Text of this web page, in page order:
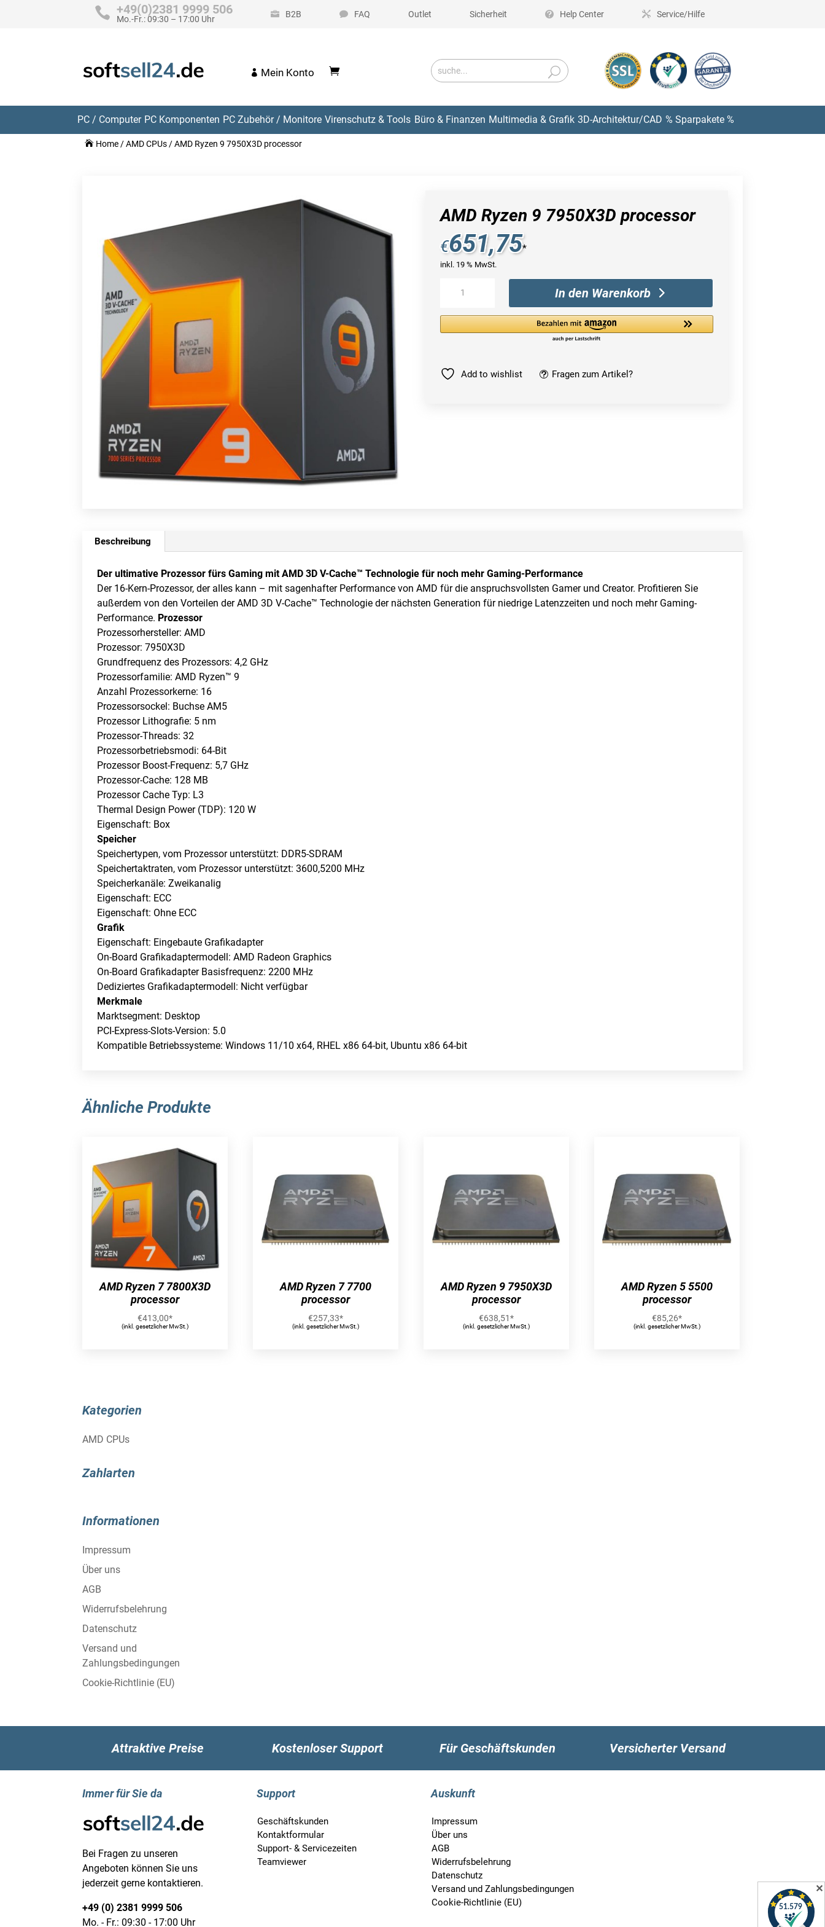
+49(0)2381 9999 506
Mo.-Fr.: 09:30 – 17:00 Uhr B2B FAQ Outlet Sicherheit Help Center Service/Hilfe
Mein Konto
PC / Computer PC Komponenten PC Zubehör / Monitore Virenschutz & Tools Büro & Finanzen Multimedia & Grafik 3D-Architektur/CAD % Sparpakete %
Home /AMD CPUs / AMD Ryzen 9 7950X3D processor
AMD Ryzen 9 7950X3D processor
€651,75*
inkl. 19 % MwSt.
Ryzen
9
7950X3D
In den Warenkorb
Add to wishlist Fragen zum Artikel?
Beschreibung
Der ultimative Prozessor fürs Gaming mit AMD 3D V-Cache™ Technologie für noch mehr Gaming-Performance
Der 16-Kern-Prozessor, der alles kann – mit sagenhafter Performance von AMD für die anspruchsvollsten Gamer und Creator. Profitieren Sie
außerdem von den Vorteilen der AMD 3D V-Cache™ Technologie der nächsten Generation für niedrige Latenzzeiten und noch mehr Gaming-
Performance. Prozessor
Prozessorhersteller: AMD
Prozessor: 7950X3D
Grundfrequenz des Prozessors: 4,2 GHz
Prozessorfamilie: AMD Ryzen™ 9
Anzahl Prozessorkerne: 16
Prozessorsockel: Buchse AM5
Prozessor Lithografie: 5 nm
Prozessor-Threads: 32
Prozessorbetriebsmodi: 64-Bit
Prozessor Boost-Frequenz: 5,7 GHz
Prozessor-Cache: 128 MB
Prozessor Cache Typ: L3
Thermal Design Power (TDP): 120 W
Eigenschaft: Box
Speicher
Speichertypen, vom Prozessor unterstützt: DDR5-SDRAM
Speichertaktraten, vom Prozessor unterstützt: 3600,5200 MHz
Speicherkanäle: Zweikanalig
Eigenschaft: ECC
Eigenschaft: Ohne ECC
Grafik
Eigenschaft: Eingebaute Grafikadapter
On-Board Grafikadaptermodell: AMD Radeon Graphics
On-Board Grafikadapter Basisfrequenz: 2200 MHz
Dediziertes Grafikadaptermodell: Nicht verfügbar
Merkmale
Marktsegment: Desktop
PCI-Express-Slots-Version: 5.0
Kompatible Betriebssysteme: Windows 11/10 x64, RHEL x86 64-bit, Ubuntu x86 64-bit
Ähnliche Produkte
AMD Ryzen 7 7800X3D
processor
€413,00*
(inkl. gesetzlicher MwSt.)
AMD Ryzen 7 7700
processor
€257,33*
(inkl. gesetzlicher MwSt.)
AMD Ryzen 9 7950X3D
processor
€638,51*
(inkl. gesetzlicher MwSt.)
AMD Ryzen 5 5500
processor
€85,26*
(inkl. gesetzlicher MwSt.)
Kategorien
AMD CPUs
Zahlarten
Informationen
Impressum
Über uns
AGB
Widerrufsbelehrung
Datenschutz
Versand und
Zahlungsbedingungen
Cookie-Richtlinie (EU)
Attraktive Preise Kostenloser Support Für Geschäftskunden Versicherter Versand
Immer für Sie da
Bei Fragen zu unseren
Angeboten können Sie uns
jederzeit gerne kontaktieren.
+49 (0) 2381 9999 506
Mo. - Fr.: 09:30 - 17:00 Uhr
Support
Geschäftskunden
Kontaktformular
Support- & Servicezeiten
Teamviewer
Auskunft
Impressum
Über uns
AGB
Widerrufsbelehrung
Datenschutz
Versand und Zahlungsbedingungen
Cookie-Richtlinie (EU)
✕